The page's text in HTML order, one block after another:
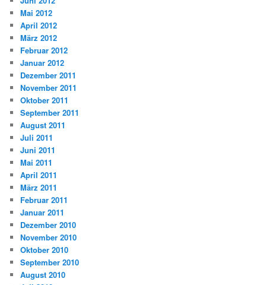
Mai 2012
April 2012
März 2012
Februar 2012
Januar 2012
Dezember 2011
November 2011
Oktober 2011
September 2011
August 2011
Juli 2011
Juni 2011
Mai 2011
April 2011
März 2011
Februar 2011
Januar 2011
Dezember 2010
November 2010
Oktober 2010
September 2010
August 2010